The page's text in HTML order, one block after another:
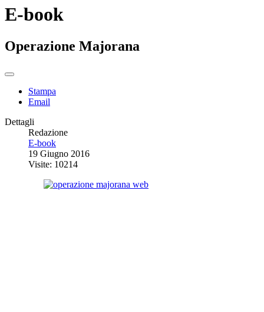
E-book
Operazione Majorana
Stampa
Email
Dettagli
Redazione
E-book
19 Giugno 2016
Visite: 10214